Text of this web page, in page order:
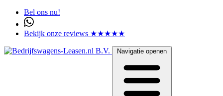
Bel ons nu!
Bekijk onze reviews ★★★★★
Navigatie openen